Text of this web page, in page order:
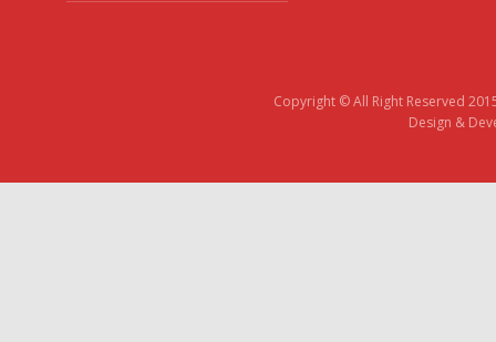
Copyright © All Right Reserved
Design &